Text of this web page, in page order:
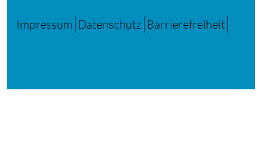
Impressum Datenschutz Barrierefreiheit